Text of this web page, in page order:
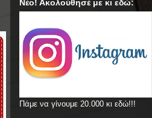
Νέο! Ακολούθησέ με κι εδώ:
Πάμε να γίνουμε 20.000 κι εδώ!!!